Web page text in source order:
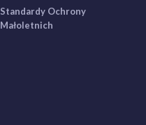
Standardy Ochrony
Małoletnich